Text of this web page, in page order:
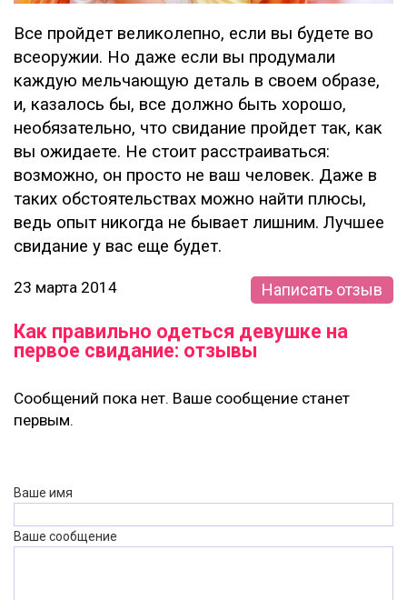
Все пройдет великолепно, если вы будете во
всеоружии. Но даже если вы продумали
каждую мельчающую деталь в своем образе,
и, казалось бы, все должно быть хорошо,
необязательно, что свидание пройдет так, как
вы ожидаете. Не стоит расстраиваться:
возможно, он просто не ваш человек. Даже в
таких обстоятельствах можно найти плюсы,
ведь опыт никогда не бывает лишним. Лучшее
свидание у вас еще будет.
23 марта 2014 Написать отзыв
Как правильно одеться девушке на
первое свидание: отзывы
Сообщений пока нет. Ваше сообщение станет
первым.
Ваше имя
Ваше сообщение